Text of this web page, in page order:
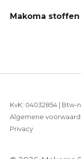
Makoma
KvK: 04032854 | Btw-
Algemene
Privacy